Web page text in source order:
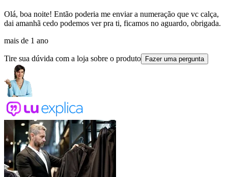
Olá, boa noite! Então poderia me enviar a numeração que vc calça,
dai amanhã cedo podemos ver pra ti, ficamos no aguardo, obrigada.
mais de 1 ano
Tire sua dúvida com a loja sobre o produto Fazer uma pergunta